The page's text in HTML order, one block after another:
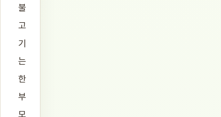
불
고
기
는
한
부
모